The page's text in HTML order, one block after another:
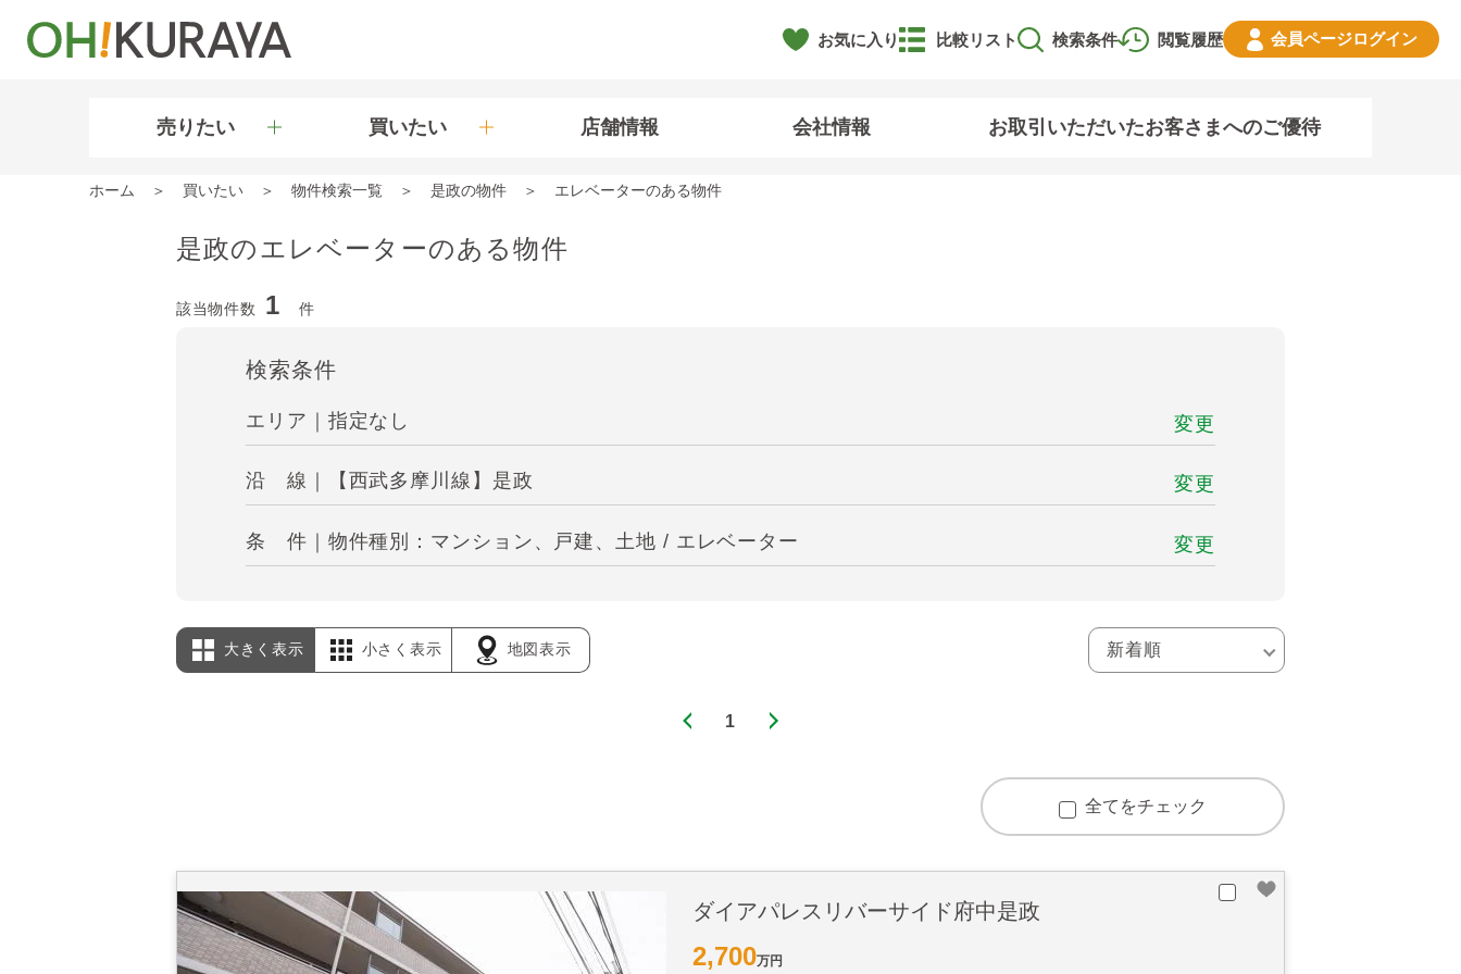
お気に入り 閲覧履歴
比較リスト 検索条件 会員ページログイン
売りたい 買いたい 店舗情報 会社情報 お取引いただいたお客さまへのご優待
ホーム 買いたい 物件検索一覧 是政の物件 エレベーターのある物件
是政のエレベーターのある物件
該当物件数 1 件
検索条件
エリア｜指定なし 変更
沿 線｜【西武多摩川線】是政 変更
条 件｜物件種別：マンション、戸建、土地 / エレベーター 変更
大きく表示 小さく表示 地図表示
1
全てをチェック
ダイアパレスリバーサイド府中是政
2,700万円